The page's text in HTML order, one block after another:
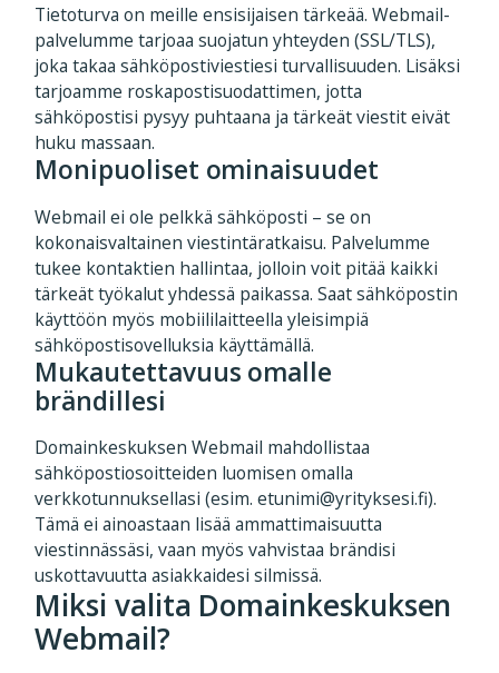
Tietoturva on meille ensisijaisen tärkeää. Webmail-
palvelumme tarjoaa suojatun yhteyden (SSL/TLS),
joka takaa sähköpostiviestiesi turvallisuuden. Lisäksi
tarjoamme roskapostisuodattimen, jotta
sähköpostisi pysyy puhtaana ja tärkeät viestit eivät
huku massaan.
Monipuoliset ominaisuudet
Webmail ei ole pelkkä sähköposti – se on
kokonaisvaltainen viestintäratkaisu. Palvelumme
tukee kontaktien hallintaa, jolloin voit pitää kaikki
tärkeät työkalut yhdessä paikassa. Saat sähköpostin
käyttöön myös mobiililaitteella yleisimpiä
sähköpostisovelluksia käyttämällä.
Mukautettavuus omalle
brändillesi
Domainkeskuksen Webmail mahdollistaa
sähköpostiosoitteiden luomisen omalla
verkkotunnuksellasi (esim. etunimi@yrityksesi.fi).
Tämä ei ainoastaan lisää ammattimaisuutta
viestinnässäsi, vaan myös vahvistaa brändisi
uskottavuutta asiakkaidesi silmissä.
Miksi valita Domainkeskuksen
Webmail?